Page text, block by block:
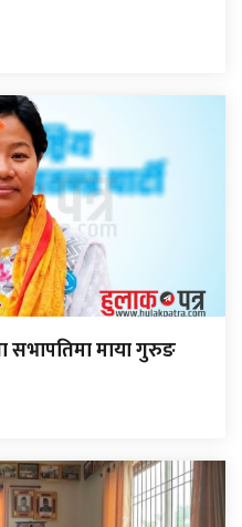
सभापतिमा माया गुरुङ